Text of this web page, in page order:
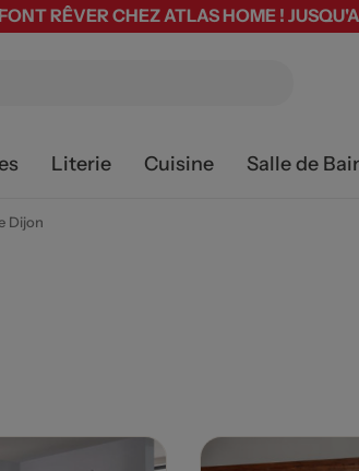
RÊVER CHEZ ATLAS HOME !
Literie Cuisine Salle de
Dijon